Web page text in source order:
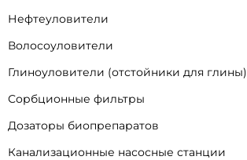
Нефтеуловители
Волосоуловители
Глиноуловители (отстойники для глины)
Сорбционные фильтры
Дозаторы биопрепаратов
Канализационные насосные станции